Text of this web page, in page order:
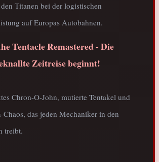
Titanen bei der logistischen
auf Europas Autobahnen.
Tentacle Remastered - Die
Zeitreise beginnt!
Chron-O-John, mutierte Tentakel und
das jeden Mechaniker in den
treibt.